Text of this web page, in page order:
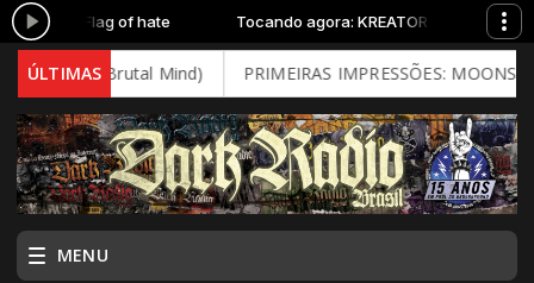
- Flag of hate Tocando agora: KREATOR - Flag of hate
ÚLTIMAS
(2026 - Brutal Mind) PRIMEIRAS IMPRESSÕES:
MENU